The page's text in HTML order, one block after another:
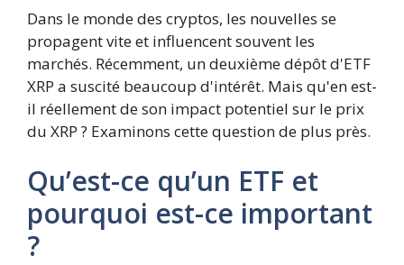
Dans le monde des cryptos, les nouvelles se
propagent vite et influencent souvent les
marchés. Récemment, un deuxième dépôt d'ETF
XRP a suscité beaucoup d'intérêt. Mais qu'en est-
il réellement de son impact potentiel sur le prix
du XRP ? Examinons cette question de plus près.
Qu’est-ce qu’un ETF et
pourquoi est-ce important
?